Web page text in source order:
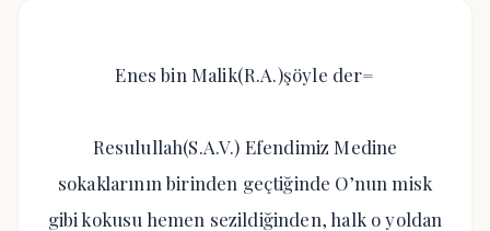
Enes bin Malik(R.A.)şöyle der=
Resulullah(S.A.V.) Efendimiz Medine
sokaklarının birinden geçtiğinde O’nun misk
gibi kokusu hemen sezildiğinden, halk o yoldan